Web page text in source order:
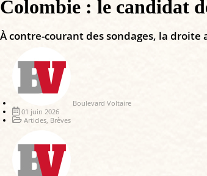
Colombie : le candidat
À contre-courant des sondages, la droite
Boulevard Voltaire
01 juin 2026
Articles Brèves